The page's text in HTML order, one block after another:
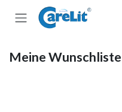
Zum Inhalt springen
Meine Wunschliste